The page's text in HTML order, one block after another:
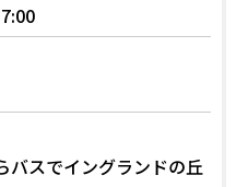
バスでイングランドの丘